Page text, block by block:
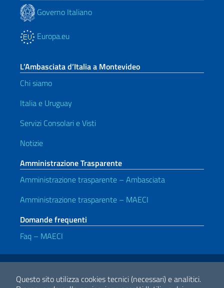
Questo sito utilizza cookies tecnici (necessari) e analitici.
Governo Italiano
Europa.eu
L’Ambasciata d’Italia a Montevideo
Chi siamo
Italia e Uruguay
Servizi Consolari e Visti
Notizie
Amministrazione Trasparente
Amministrazione trasparente – Ambasciata
Amministrazione trasparente – MAECI
Domande frequenti
Faq – MAECI
Link Utili